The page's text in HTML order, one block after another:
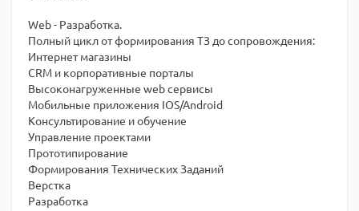
Web - Разработка.
Полный цикл от формирования ТЗ до сопровождения:
Интернет магазины
CRM и корпоративные порталы
Высоконагруженные web сервисы
Мобильные приложения IOS/Android
Консультирование и обучение
Управление проектами
Прототипирование
Формирования Технических Заданий
Верстка
Разработка